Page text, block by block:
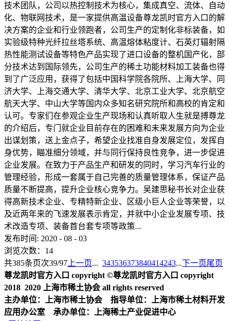
技术团队，公司以热控制技术为核心，集成真空、流体、自动
化、物联网技术，是一家提供高温设备尊龙凯时官方入口的解
决方案的企业和行业领跑者，公司生产的定制化非标装备，如
实验级特种光纤拉丝塔系统、高温熔体粘度计、石英灯辐射隔
热性能测试设备等特色产品实现了进口设备的整机国产化，部
分技术达到国际领先，公司生产的稀土功能材料加工装备也得
到了广泛应用，获得了包括中国科学院各院所、上海大学、同
济大学、上海交通大学、清华大学、北京工业大学、北京航空
航天大学、中山大学等国内众多知名研究院所和高校的肯定和
认可。专家们在参观企业生产现场和认真听取人生就是搏尊龙
的介绍后，专门就企业目前存在的困难和未来发展方向为企业
出谋划策，送上金点子，希望企业找准自身发展定位，发挥自
身优势，瞄准细分领域，并与同行保持良性竞争，进一步促进
企业发展。在致力于产品生产和研发的同时，学习汽车行业的
管理经验，形成一套属于自己完善的质量管理体系，保证产品
质量不断提高，提升企业核心竞争力。吴建思秘书长对企业获
得高新技术企业、专精特新企业、区级小巨人企业等荣誉，以
及近两年来的飞速发展表示肯定，并就中小企业发展专项、技
术改造专项、装备首台套专项等政策...
发布时间: 2020 - 08 - 03
浏览次数： 14
共385条页次39/97 上一页... 343536373840414243...下一页尾页
尊龙凯时官方入口 copyright ©尊龙凯时官方入口 copyright
2018 2020 上海市稀土协会 all rights reserved
主办单位：上海市稀土协会 指导单位：上海市稀土材料开发
应用办公室 承办单位：上海稀土产业促进中心